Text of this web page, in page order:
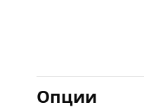
Опции